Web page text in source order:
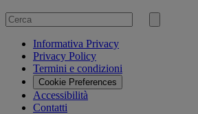
Cerca
per
Invia
Informativa Privacy
Privacy Policy
Termini e condizioni
Cookie Preferences
Accessibilità
Contatti